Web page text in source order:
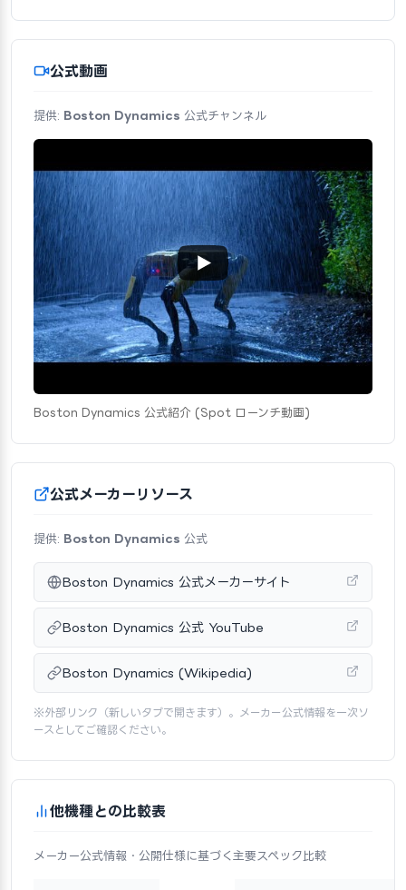
公式動画
提供: Boston Dynamics 公式チャンネル
Boston Dynamics 公式紹介 (Spot ローンチ動画)
公式メーカーリソース
提供: Boston Dynamics 公式
Boston Dynamics 公式メーカーサイト
Boston Dynamics 公式 YouTube
Boston Dynamics (Wikipedia)
※外部リンク（新しいタブで開きます）。メーカー公式情報を一次ソ
ースとしてご確認ください。
他機種との比較表
メーカー公式情報・公開仕様に基づく主要スペック比較